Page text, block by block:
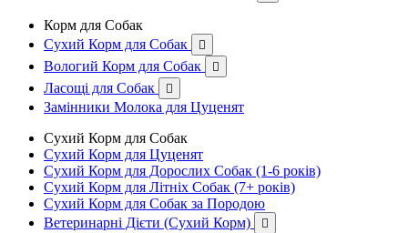
Корм для Собак
Сухий Корм для Собак

Вологий Корм для Собак 
Ласощі для Собак 
Замінники Молока для Цуценят
Сухий Корм для Собак
Сухий Корм для Цуценят
Сухий Корм для Дорослих Собак (1-6 років)
Сухий Корм для Літніх Собак (7+ років)
Сухий Корм для Собак за Породою
Ветеринарні Дієти (Сухий Корм)
